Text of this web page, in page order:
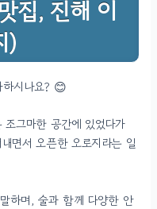
집, 진해 이
)
시나요? 😊
그마한 공간에 있었다가
면서 오픈한 오로지라는 일
하며, 술과 함께 다양한 안